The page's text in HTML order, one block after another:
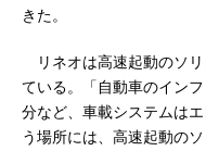
きた。
リネオは高速起動のソリ
ている。「自動車のイン
分など、車載システムは
う場所には、高速起動の